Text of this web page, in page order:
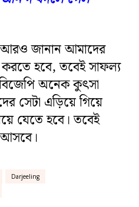
আরও জানান আমাদের
হবে, তবেই সাফল্য
অনেক কুৎসা
সেটা এড়িয়ে গিয়ে
যেতে হবে। তবেই
আসবে।
Darjeeling